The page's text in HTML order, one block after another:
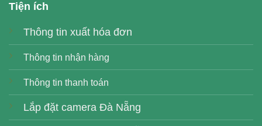
Tiện ích
Thông tin xuất hóa đơn
Thông tin nhận hàng
Thông tin thanh toán
Lắp đặt camera Đà Nẵng